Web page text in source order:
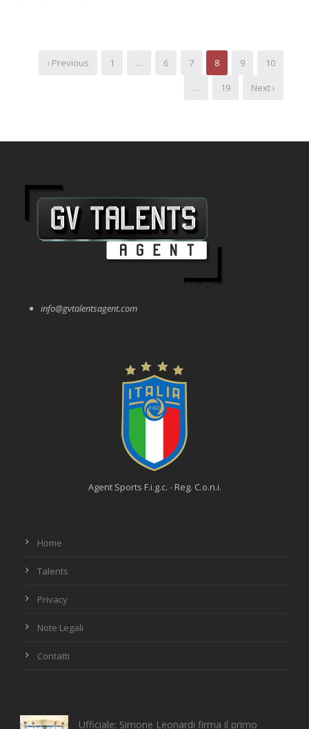
‹ Previous 1 … 6 7 8 9
10
…
19 Next ›
info@gvtalentsagent.com
Agent Sports F.i.g.c. - Reg. C.o.n.i.
Home
Talents
Privacy
Note Legali
Contatti
Ufficiale: Simone Leonardi firma il primo